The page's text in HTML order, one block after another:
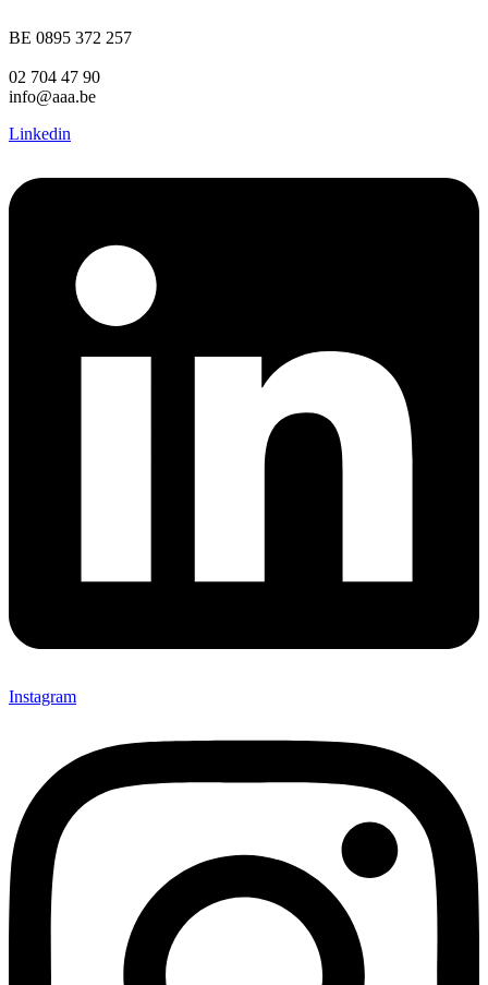
BE 0895 372 257
02 704 47 90
info@aaa.be
Linkedin
Instagram